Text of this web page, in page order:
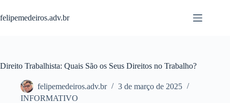
para
o
felipemedeiros.adv.br
Direito Trabalhista: Quais São os Seus Direitos no Trabalho?
felipemedeiros.adv.br
3 de março de 2025
INFORMATIVO